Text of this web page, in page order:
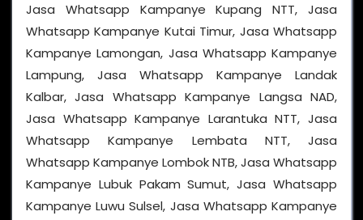
Jasa Whatsapp Kampanye Kupang NTT, Jasa
Whatsapp Kampanye Kutai Timur, Jasa Whatsapp
Kampanye Lamongan, Jasa Whatsapp Kampanye
Lampung, Jasa Whatsapp Kampanye Landak
Kalbar, Jasa Whatsapp Kampanye Langsa NAD,
Jasa Whatsapp Kampanye Larantuka NTT, Jasa
Whatsapp Kampanye Lembata NTT, Jasa
Whatsapp Kampanye Lombok NTB, Jasa Whatsapp
Kampanye Lubuk Pakam Sumut, Jasa Whatsapp
Kampanye Luwu Sulsel, Jasa Whatsapp Kampanye